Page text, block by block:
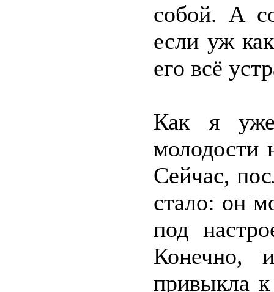
собой. А
если уж
его всё
Как я
молодости
Сейчас,
стало: он
под
Конечно,
привыкла к